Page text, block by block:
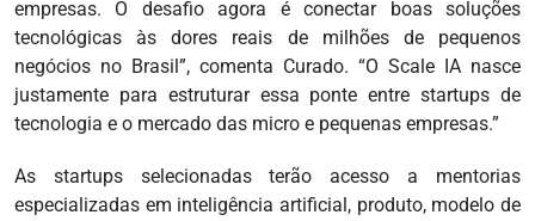
empresas. O desafio agora é conectar boas soluções
tecnológicas às dores reais de milhões de pequenos
negócios no Brasil”, comenta Curado. “O Scale IA nasce
justamente para estruturar essa ponte entre startups de
tecnologia e o mercado das micro e pequenas empresas.”
As startups selecionadas terão acesso a mentorias
especializadas em inteligência artificial, produto, modelo de